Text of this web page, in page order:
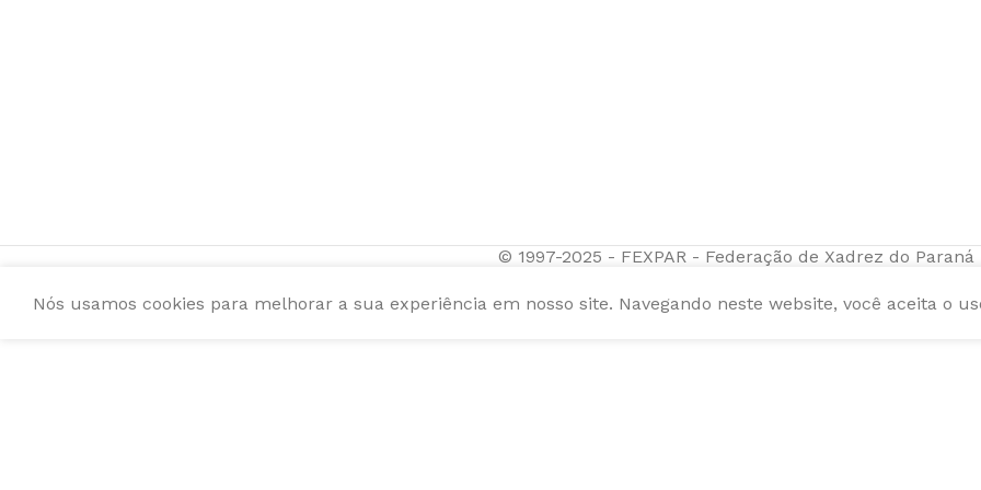
© 1997-2025 - FEXPAR - Federação de Xadrez do Paraná
Nós usamos cookies para melhorar a sua experiência em nosso site. Navegando neste website, você aceita o